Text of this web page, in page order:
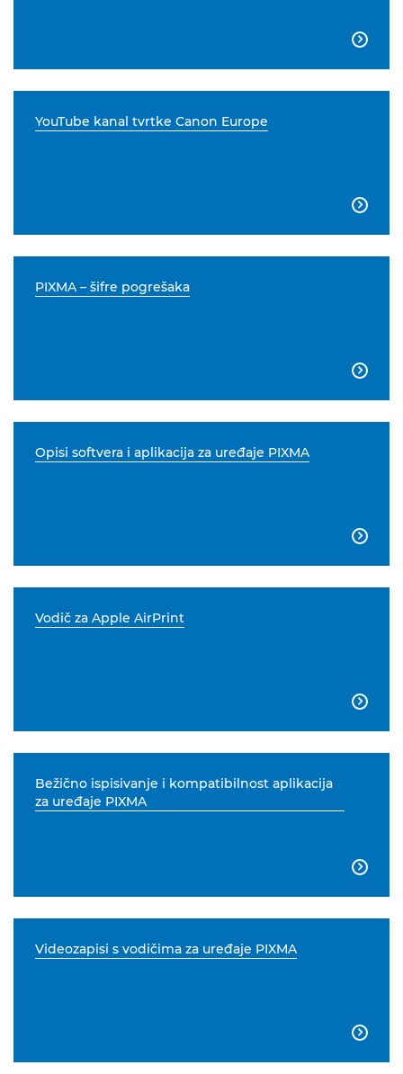

YouTube kanal tvrtke Canon Europe

PIXMA – šifre pogrešaka

Opisi softvera i aplikacija za uređaje PIXMA

Vodič za Apple AirPrint

Bežično ispisivanje i kompatibilnost aplikacija
za uređaje PIXMA

Videozapisi s vodičima za uređaje PIXMA
